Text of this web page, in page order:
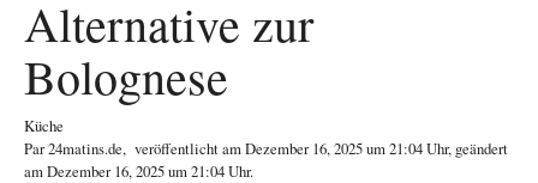
Alternative zur
Bolognese
Küche
Par24matins.de, veröffentlicht amDezember 16, 2025um 21:04 Uhr, geändert
am Dezember 16, 2025 um 21:04 Uhr.